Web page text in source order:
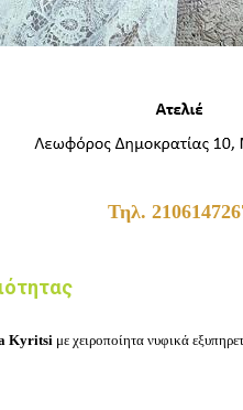
Τηλ.
Kyritsi με χειροποίητα νυφικά